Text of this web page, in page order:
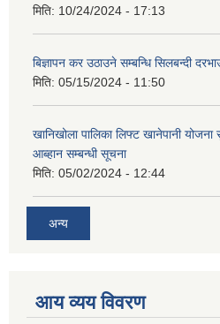
मिति: 10/24/2024 - 17:13
बिज्ञापन कर उठाउने सम्बन्धि सिलबन्दी
मिति: 05/15/2024 - 11:50
खानिखोला पालिका लिफ्ट खानेपानी योजना
आब्हान सम्बन्धी सूचना
मिति: 05/02/2024 - 12:44
अन्य
आय व्यय विवरण